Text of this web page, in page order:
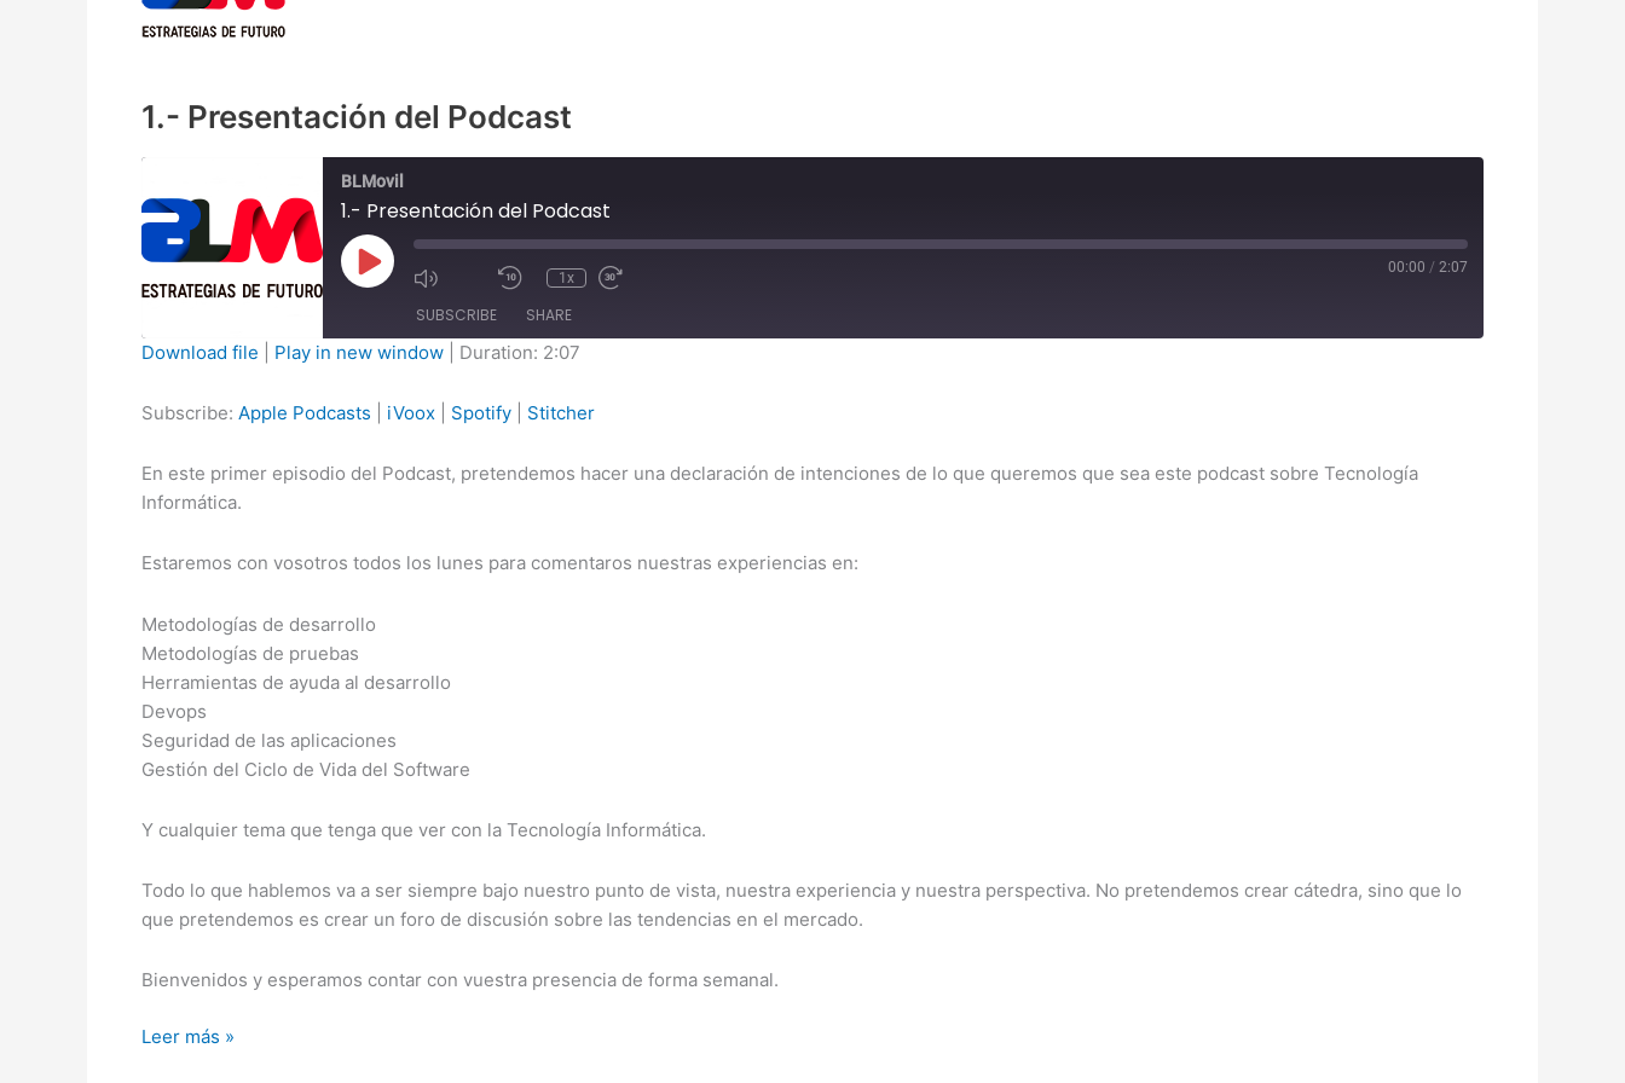
1.- Presentación del Podcast
BLMovil
1.- Presentación del Podcast
Play
Episode
1x
00:00 / 2:07
SUBSCRIBE SHARE
Stitcher
RSS FEED
EMBED
Download file Play in new window Duration: 2:07
Subscribe: Apple Podcasts iVoox Spotify Stitcher
En este primer episodio del Podcast, pretendemos hacer una declaración de intenciones de lo que queremos que sea este podcast sobre Tecnología
Informática.
Estaremos con vosotros todos los lunes para comentaros nuestras experiencias en:
Metodologías de desarrollo
Metodologías de pruebas
Herramientas de ayuda al desarrollo
Devops
Seguridad de las aplicaciones
Gestión del Ciclo de Vida del Software
Y cualquier tema que tenga que ver con la Tecnología Informática.
Todo lo que hablemos va a ser siempre bajo nuestro punto de vista, nuestra experiencia y nuestra perspectiva. No pretendemos crear cátedra, sino que lo
que pretendemos es crear un foro de discusión sobre las tendencias en el mercado.
Bienvenidos y esperamos contar con vuestra presencia de forma semanal.
1.-
Leer más »